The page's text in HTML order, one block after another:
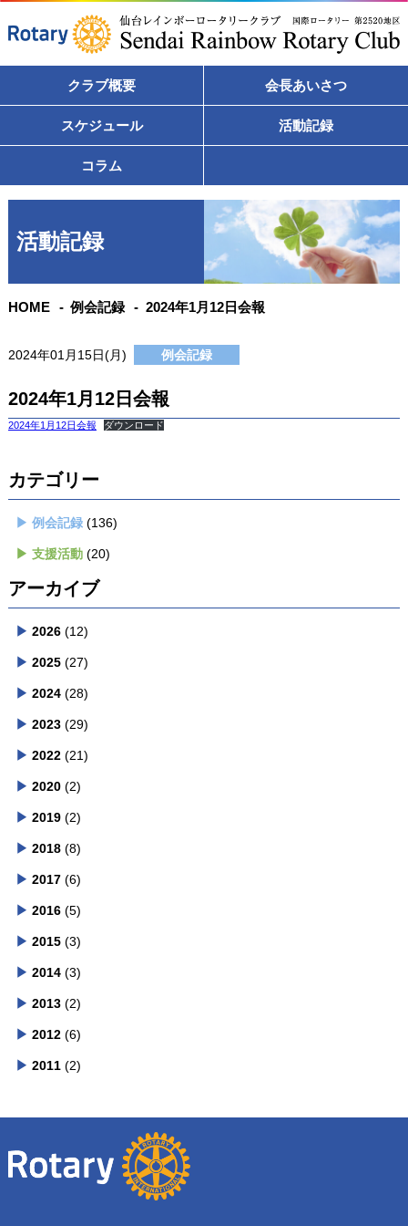
クラブ概要 会長あいさつ
スケジュール 活動記録
コラム
活動記録
HOME 例会記録 2024年1月12日会報
2024年01月15日(月) 例会記録
2024年1月12日会報
2024年1月12日会報 ダウンロード
カテゴリー
例会記録(136)
支援活動(20)
アーカイブ
2026(12)
2025(27)
2024(28)
2023(29)
2022(21)
2020(2)
2019(2)
2018(8)
2017(6)
2016(5)
2015(3)
2014(3)
2013(2)
2012(6)
2011(2)